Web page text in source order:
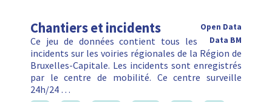
Chantiers et incidents
Open Data
Data BM
Ce jeu de données contient tous les
incidents sur les voiries régionales de la Région de
Bruxelles-Capitale. Les incidents sont enregistrés
par le centre de mobilité. Ce centre surveille
24h/24 …